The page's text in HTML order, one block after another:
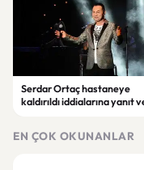
Serdar Ortaç hastaneye
kaldırıldı iddialarına yanıt
EN ÇOK OKUNANLAR